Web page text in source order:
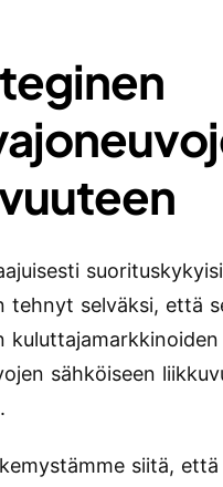
tehnyt selväksi, että
kuluttajamarkkinoiden
sähköiseen
siitä, että